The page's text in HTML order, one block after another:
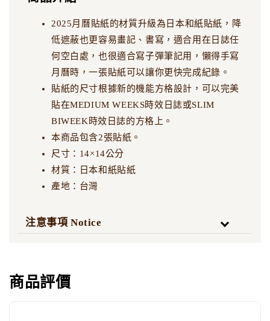
2025月曆貼紙的材質升級為日本和紙貼紙，降
低遮蔽也更容易畫記、書寫，適合用在日誌任
何空白處，也很適合寫子彈筆記用，懶得手寫
月曆時，一張貼紙可以讓你更快完成紀錄。
貼紙的尺寸根據新的機能方格設計，可以完美
貼在MEDIUM WEEKS時效日誌或SLIM
BIWEEK時效日誌的方格上。
本商品包含2張貼紙。
尺寸：14×14公分
材質：日本和紙貼紙
產地：台灣
注意事項 Notice
商品評價